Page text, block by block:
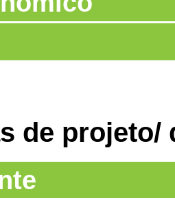
de projeto/